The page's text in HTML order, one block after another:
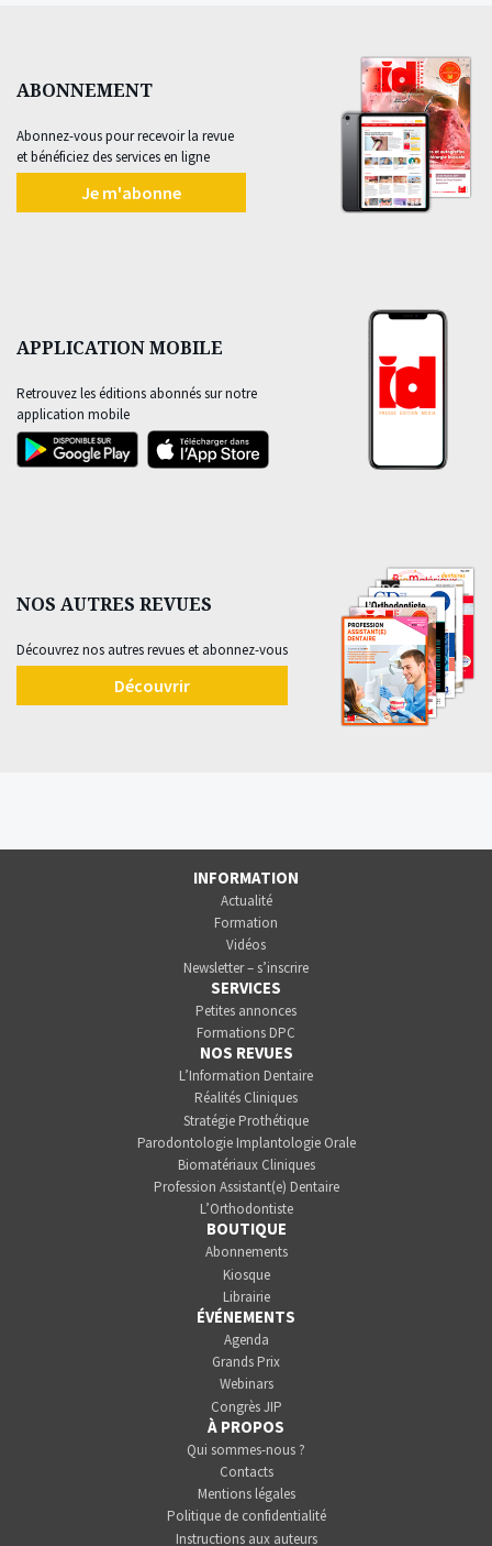
ABONNEMENT
Abonnez-vous pour recevoir la revue
et bénéficiez des services en ligne
Je m'abonne
APPLICATION MOBILE
Retrouvez les éditions abonnés sur notre
application mobile
NOS AUTRES REVUES
Découvrez nos autres revues et abonnez-vous
Découvrir
INFORMATION
Actualité
Formation
Vidéos
Newsletter – s’inscrire
SERVICES
Petites annonces
Formations DPC
NOS REVUES
L’Information Dentaire
Réalités Cliniques
Stratégie Prothétique
Parodontologie Implantologie Orale
Biomatériaux Cliniques
Profession Assistant(e) Dentaire
L’Orthodontiste
BOUTIQUE
Abonnements
Kiosque
Librairie
ÉVÉNEMENTS
Agenda
Grands Prix
Webinars
Congrès JIP
À PROPOS
Qui sommes-nous ?
Contacts
Mentions légales
Politique de confidentialité
Instructions aux auteurs